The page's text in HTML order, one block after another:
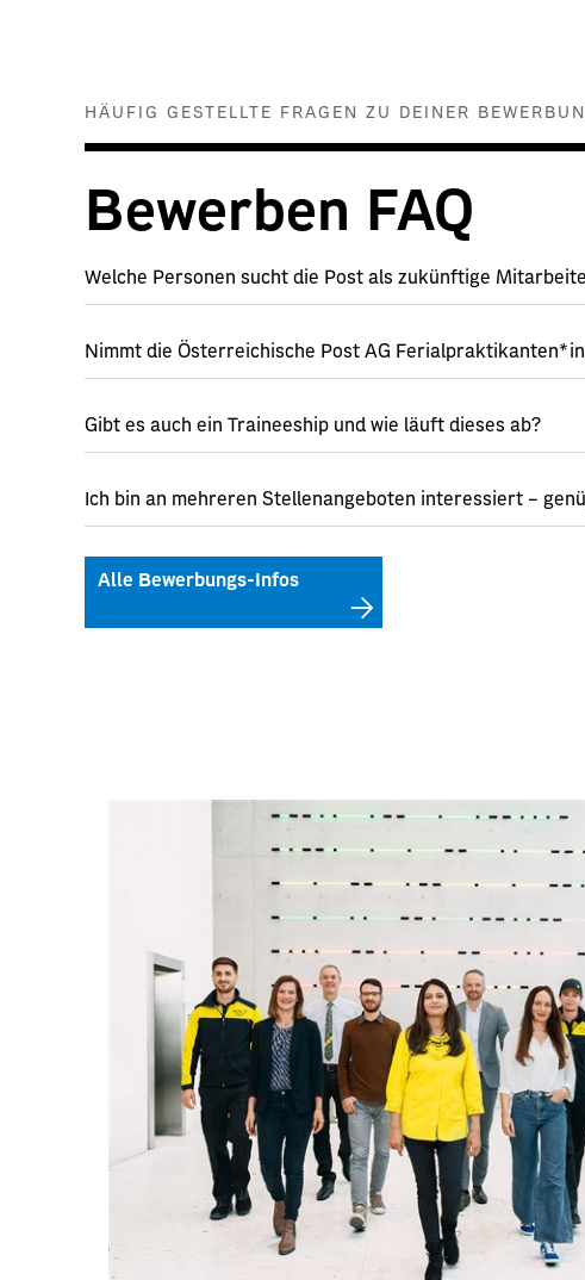
Bewerben FAQ
HÄUFIG GESTELLTE FRAGEN ZU DEINER
Welche Personen sucht die Post als zukünftige
Nimmt die Österreichische Post AG
Gibt es auch ein Traineeship und wie läuft dieses ab?
Ich bin an mehreren Stellenangeboten interessiert –
Alle Bewerbungs-Infos